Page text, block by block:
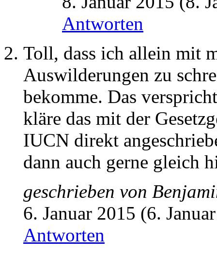
Antworten
Toll, dass ich allein mit
Auswilderungen zu
bekomme. Das
kläre das mit der
IUCN direkt
dann auch gerne gleich
geschrieben von
6. Januar 2015 (6.
Antworten